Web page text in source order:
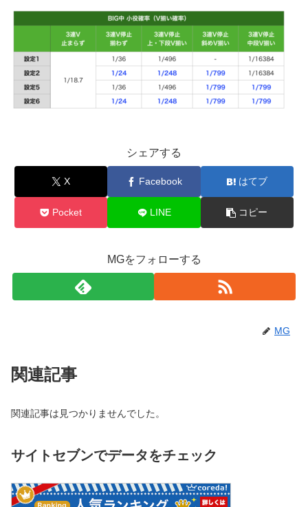
シェアする
X Facebook はてブ
Pocket LINE コピー
MGをフォローする
MG
関連記事
関連記事は見つかりませんでした。
サイトセブンでデータをチェック